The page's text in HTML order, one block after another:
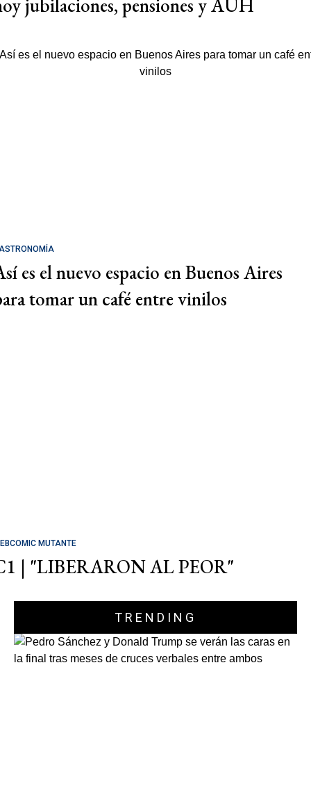
jubilaciones, pensiones y AUH
es el nuevo espacio en Buenos Aires
tomar un café entre vinilos
MUTANTE
| "LIBERARON AL PEOR"
TRENDING